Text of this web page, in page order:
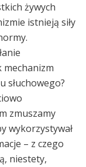
żywych
istnieją siły
mechanizm
słuchowego?
zmuszamy
wykorzystywał
– z czego
niestety,